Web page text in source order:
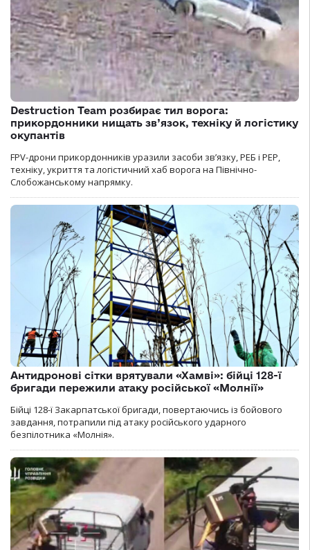
Destruction Team розбирає тил ворога:
прикордонники нищать зв’язок, техніку й логістику
окупантів
FPV-дрони прикордонників уразили засоби зв’язку, РЕБ і РЕР,
техніку, укриття та логістичний хаб ворога на Північно-
Слобожанському напрямку.
Антидронові сітки врятували «Хамві»: бійці 128-ї
бригади пережили атаку російської «Молнії»
Бійці 128-ї Закарпатської бригади, повертаючись із бойового
завдання, потрапили під атаку російського ударного
безпілотника «Молнія».